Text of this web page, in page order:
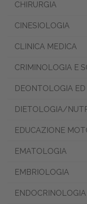
CHIRURGIA
CINESIOLOGIA
CLINICA MEDICA
CRIMINOLOGIA E
DEONTOLOGIA
DIETOLOGIA/
EDUCAZIONE
EMATOLOGIA
EMBRIOLOGIA
ENDOCRINOLOGIA